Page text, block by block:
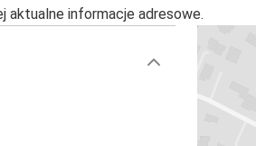
aktualne informacje adresowe.